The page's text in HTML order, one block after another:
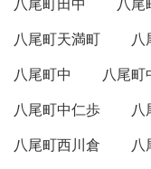
八尾町天満町
八
八尾町中
八尾町
八尾町中仁歩
八
八尾町西川倉
八